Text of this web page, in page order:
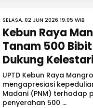
SELASA, 02 JUN 2026 19:05 WIB
Kebun Raya
Tanam 500
Dukung
UPTD Kebun Raya
mengapresiasi
Madani (PNM) terhadap
penyerahan 500 ...